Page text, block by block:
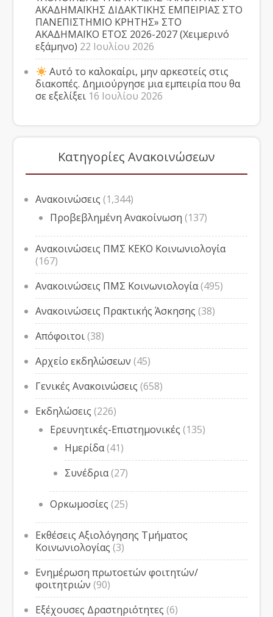
ΑΚΑΔΗΜΑΪΚΗΣ ΔΙΔΑΚΤΙΚΗΣ ΕΜΠΕΙΡΙΑΣ ΣΤΟ
ΠΑΝΕΠΙΣΤΗΜΙΟ ΚΡΗΤΗΣ» ΣΤΟ
ΑΚΑΔΗΜΑΪΚΟ ΕΤΟΣ 2026-2027 (Χειμερινό
εξάμηνο) 22 Ιουλίου 2026
Αυτό το καλοκαίρι, μην αρκεστείς στις
διακοπές. Δημιούργησε μια εμπειρία που θα
σε εξελίξει 16 Ιουλίου 2026
Κατηγορίες Ανακοινώσεων
Ανακοινώσεις (1,344)
Προβεβλημένη Ανακοίνωση (137)
Ανακοινώσεις ΠΜΣ ΚΕΚΟ Κοινωνιολογία
(167)
Ανακοινώσεις ΠΜΣ Κοινωνιολογία(495)
Ανακοινώσεις Πρακτικής Άσκησης (38)
Απόφοιτοι(38)
Αρχείο εκδηλώσεων (45)
Γενικές Ανακοινώσεις (658)
Εκδηλώσεις (226)
Ερευνητικές-Επιστημονικές (135)
Ημερίδα(41)
Συνέδρια(27)
Ορκωμοσίες (25)
Εκθέσεις Αξιολόγησης Τμήματος
Κοινωνιολογίας (3)
Ενημέρωση πρωτοετών φοιτητών/
φοιτητριών (90)
Εξέχουσες Δραστηριότητες (6)